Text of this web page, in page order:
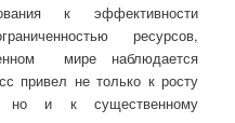
к эффективности
ресурсов,
мире наблюдается
привел не только к росту
но и к существенному